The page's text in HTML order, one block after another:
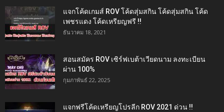
แจกโค้ดเกมส์ ROV โค้ดสุ่มสกิน โค้ดสุ่มสกิน โค้ด
เพชรแดง โค้ดเหรียญฟรี !!
ธันวาคม 18, 2021
สอนสมัคร ROV เซิร์ฟเบต้าเวียดนาม ลงทะเบียน
ผ่าน 100%
กุมภาพันธ์ 22, 2025
แจกฟรีโค้ดเหรียญโปรลีก ROV 2021 ด่วน !!